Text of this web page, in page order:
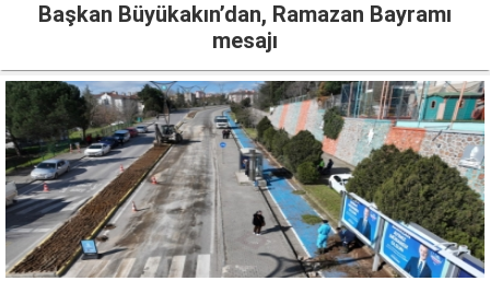
Başkan Büyükakın’dan, Ramazan Bayramı
mesajı